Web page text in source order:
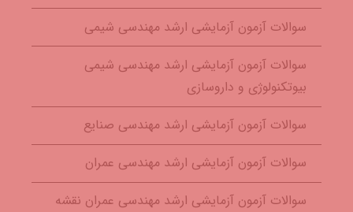
سوالات آزمون آزمایشی ارشد مهندسی شیمی
سوالات آزمون آزمایشی ارشد مهندسی شیمی
بیوتکنولوژی و داروسازی
سوالات آزمون آزمایشی ارشد مهندسی صنایع
سوالات آزمون آزمایشی ارشد مهندسی عمران
سوالات آزمون آزمایشی ارشد مهندسی عمران نقشه